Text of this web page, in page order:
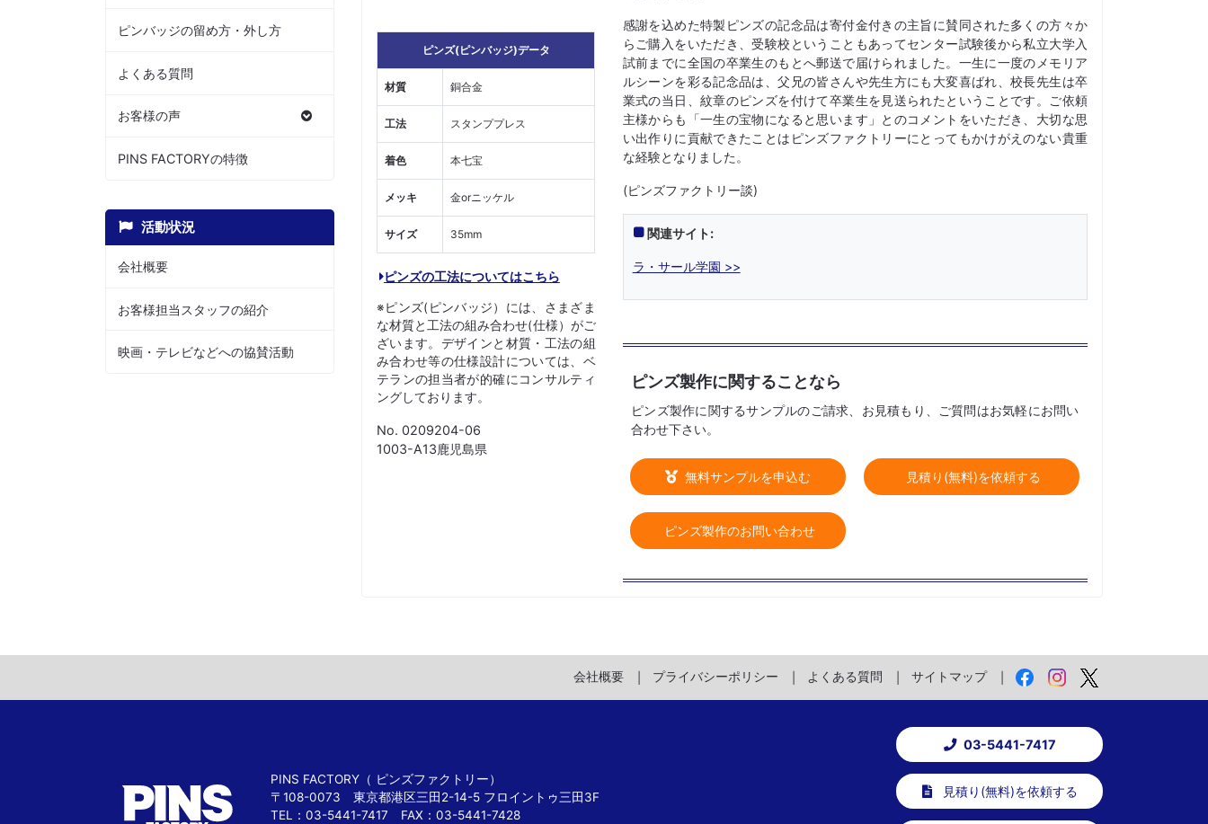
ピンバッジの留め方・外し方
よくある質問
お客様の声
PINS FACTORYの特徴
活動状況
会社概要
お客様担当スタッフの紹介
映画・テレビなどへの協賛活動
ピンズ(ピンバッジ)データ
材質 銅合金
工法 スタンププレス
着色 本七宝
メッキ 金orニッケル
サイズ 35mm
ピンズの工法についてはこちら
※ピンズ(ピンバッジ）には、さまざま
な材質と工法の組み合わせ(仕様）がご
ざいます。デザインと材質・工法の組
み合わせ等の仕様設計については、ベ
テランの担当者が的確にコンサルティ
ングしております。
No. 0209204-06
1003-A13鹿児島県
感謝を込めた特製ピンズの記念品は寄付金付きの主旨に賛同された多くの方々か
らご購入をいただき、受験校ということもあってセンター試験後から私立大学入
試前までに全国の卒業生のもとへ郵送で届けられました。一生に一度のメモリア
ルシーンを彩る記念品は、父兄の皆さんや先生方にも大変喜ばれ、校長先生は卒
業式の当日、紋章のピンズを付けて卒業生を見送られたということです。ご依頼
主様からも「一生の宝物になると思います」とのコメントをいただき、大切な思
い出作りに貢献できたことはピンズファクトリーにとってもかけがえのない貴重
な経験となりました。
(ピンズファクトリー談)
関連サイト:
ラ・サール学園 >>
ピンズ製作に関することなら
ピンズ製作に関するサンプルのご請求、お見積もり、ご質問はお気軽にお問い
合わせ下さい。
無料サンプルを申込む 見積り(無料)を依頼する
ピンズ製作のお問い合わせ
会社概要 プライバシーポリシー よくある質問 サイトマップ
PINS FACTORY（ ピンズファクトリー）
〒108-0073 東京都港区三田2-14-5 フロイントゥ三田3F
TEL：03-5441-7417 FAX：03-5441-7428
03-5441-7417
見積り(無料)を依頼する